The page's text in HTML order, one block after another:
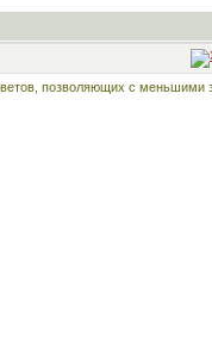
позволяющих с меньшими